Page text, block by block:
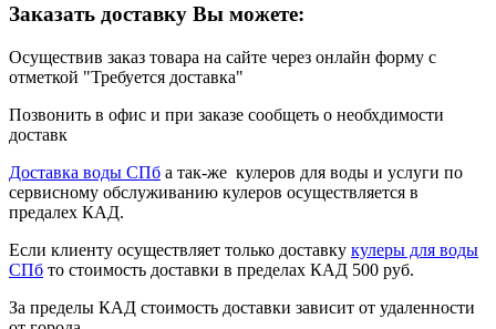
Заказать доставку Вы можете:
Осуществив заказ товара на сайте через онлайн форму с
отметкой "Требуется доставка"
Позвонить в офис и при заказе сообщеть о необхдимости
доставк
Доставка воды СПб а так-же кулеров для воды и услуги по
сервисному обслуживанию кулеров осуществляется в
предалех КАД.
Если клиенту осуществляет только доставку кулеры для воды
СПб то стоимость доставки в пределах КАД 500 руб.
За пределы КАД стоимость доставки зависит от удаленности